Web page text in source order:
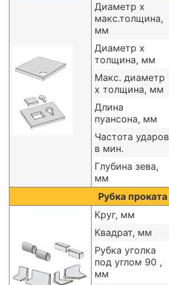
Диаметр х
макс.толщина,
мм
Диаметр х
толщина, мм
Макс. диаметр
х толщина, мм
Длина
пуансона, мм
Частота ударов
в мин.
Глубина зева,
мм
Рубка проката
Круг, мм
Квадрат, мм
Рубка уголка
под углом 90 ,
мм